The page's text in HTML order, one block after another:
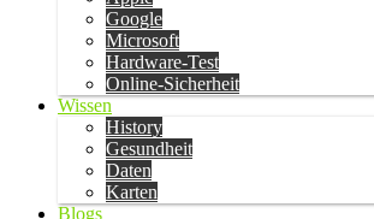
Google
Microsoft
Hardware-Test
Online-Sicherheit
Wissen
History
Gesundheit
Daten
Karten
Blogs